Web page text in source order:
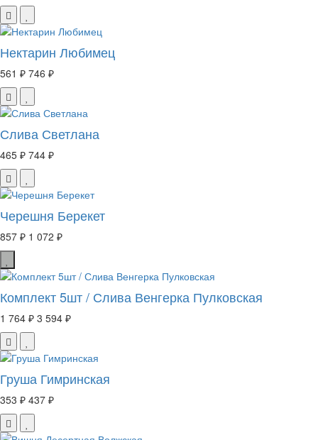
Нектарин Любимец
561 ₽ 746 ₽
Слива Светлана
465 ₽ 744 ₽
Черешня Берекет
857 ₽ 1 072 ₽
Комплект 5шт / Слива Венгерка Пулковская
1 764 ₽ 3 594 ₽
Груша Гимринская
353 ₽ 437 ₽